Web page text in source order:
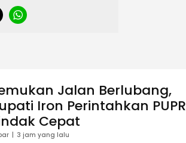
Jalan Berlubang,
Iron Perintahkan PUPR
Cepat
3 jam yang lalu